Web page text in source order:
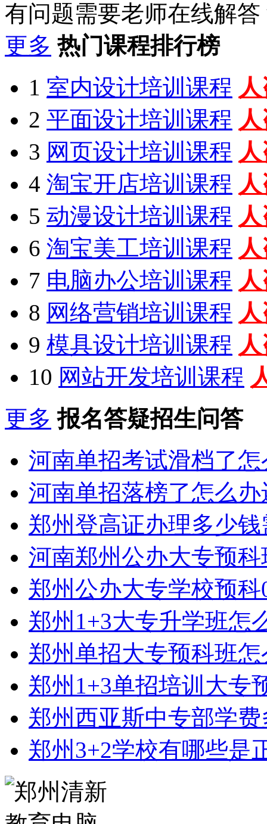
有问题需要老师在线解答
更多 热门课程排行榜
1 室内设计培训课程
2 平面设计培训课程
3 网页设计培训课程
4 淘宝开店培训课程
5 动漫设计培训课程
6 淘宝美工培训课程
7 电脑办公培训课程
8 网络营销培训课程
9 模具设计培训课程
10 网站开发培训课程
更多 报名答疑招生问答
河南单招考试滑档了
河南单招落榜了怎么
郑州登高证办理多少
河南郑州公办大专预
郑州公办大专学校预
郑州1+3大专升学班怎
郑州单招大专预科班
郑州1+3单招培训大专
郑州西亚斯中专部学
郑州3+2学校有哪些是